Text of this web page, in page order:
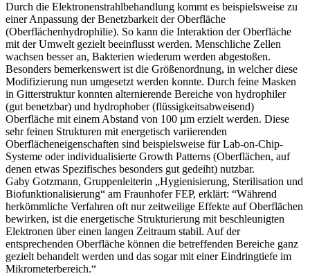
Durch die Elektronenstrahlbehandlung kommt es beispielsweise zu
einer Anpassung der Benetzbarkeit der Oberfläche
(Oberflächenhydrophilie). So kann die Interaktion der Oberfläche
mit der Umwelt gezielt beeinflusst werden. Menschliche Zellen
wachsen besser an, Bakterien wiederum werden abgestoßen.
Besonders bemerkenswert ist die Größenordnung, in welcher diese
Modifizierung nun umgesetzt werden konnte. Durch feine Masken
in Gitterstruktur konnten alternierende Bereiche von hydrophiler
(gut benetzbar) und hydrophober (flüssigkeitsabweisend)
Oberfläche mit einem Abstand von 100 µm erzielt werden. Diese
sehr feinen Strukturen mit energetisch variierenden
Oberflächeneigenschaften sind beispielsweise für Lab-on-Chip-
Systeme oder individualisierte Growth Patterns (Oberflächen, auf
denen etwas Spezifisches besonders gut gedeiht) nutzbar.
Gaby Gotzmann, Gruppenleiterin „Hygienisierung, Sterilisation und
Biofunktionalisierung“ am Fraunhofer FEP, erklärt: “Während
herkömmliche Verfahren oft nur zeitweilige Effekte auf Oberflächen
bewirken, ist die energetische Strukturierung mit beschleunigten
Elektronen über einen langen Zeitraum stabil. Auf der
entsprechenden Oberfläche können die betreffenden Bereiche ganz
gezielt behandelt werden und das sogar mit einer Eindringtiefe im
Mikrometerbereich.“